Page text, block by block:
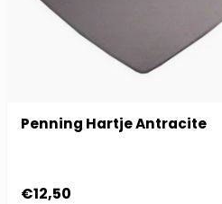
Penning Hartje Antracite
€12,50